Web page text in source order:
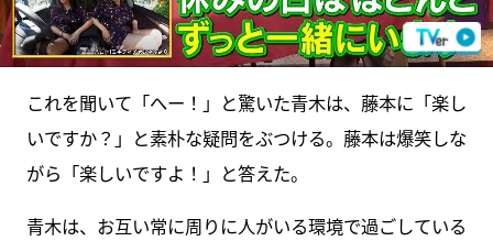
これを聞いて「へー！」と驚いた青木は、藤本に「楽し
いですか？」と素朴な疑問をぶつける。藤本は爆笑しな
がら「楽しいですよ！」と答えた。
青木は、お互い常に周りに人がいる環境で過ごしている